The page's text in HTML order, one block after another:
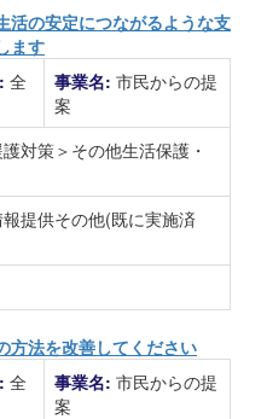
活の安定につながるような支
ます
全
事業名: 市民からの提
案
対策＞その他生活保護・
提供その他(既に実施済
方法を改善してください
全
事業名: 市民からの提
案